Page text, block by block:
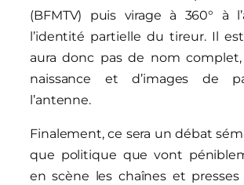
(BFMTV) puis virage à 360° à
l’identité partielle du tireur. Il
aura donc pas de nom
naissance et d’images de
l’antenne.
Finalement, ce sera un débat
que politique que vont
en scène les chaînes et presses